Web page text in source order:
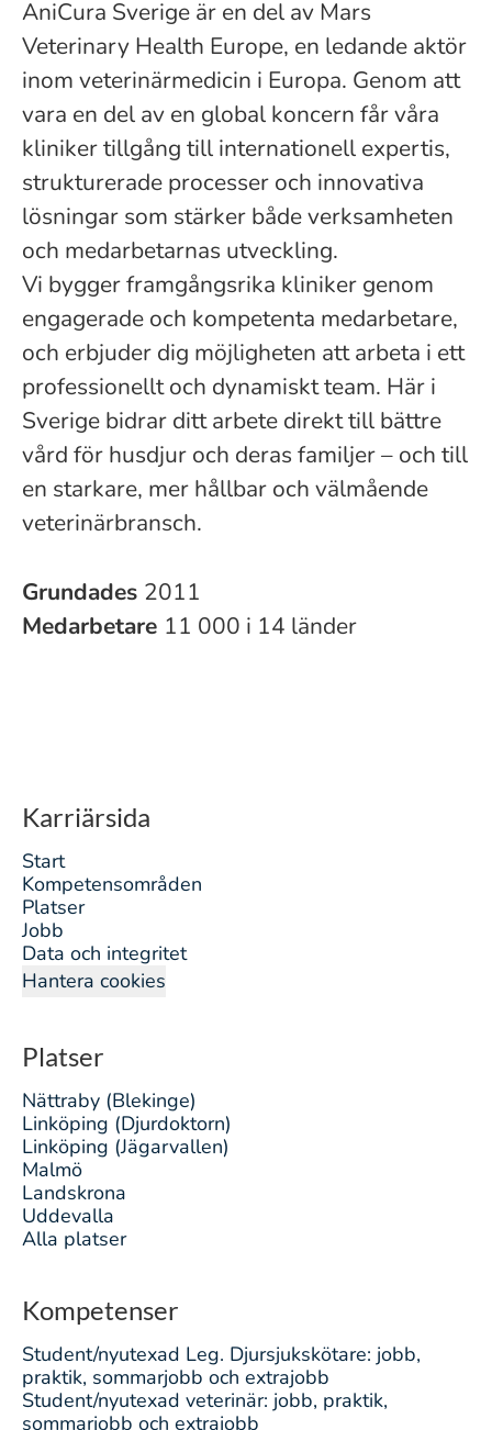
AniCura Sverige är en del av Mars
Veterinary Health Europe, en ledande aktör
inom veterinärmedicin i Europa. Genom att
vara en del av en global koncern får våra
kliniker tillgång till internationell expertis,
strukturerade processer och innovativa
lösningar som stärker både verksamheten
och medarbetarnas utveckling.
Vi bygger framgångsrika kliniker genom
engagerade och kompetenta medarbetare,
och erbjuder dig möjligheten att arbeta i ett
professionellt och dynamiskt team. Här i
Sverige bidrar ditt arbete direkt till bättre
vård för husdjur och deras familjer – och till
en starkare, mer hållbar och välmående
veterinärbransch.
Grundades 2011
Medarbetare 11 000 i 14 länder
Karriärsida
Start
Kompetensområden
Platser
Jobb
Data och integritet
Hantera cookies
Platser
Nättraby (Blekinge)
Linköping (Djurdoktorn)
Linköping (Jägarvallen)
Malmö
Landskrona
Uddevalla
Alla platser
Kompetenser
Student/nyutexad Leg. Djursjukskötare: jobb,
praktik, sommarjobb och extrajobb
Student/nyutexad veterinär: jobb, praktik,
sommarjobb och extrajobb